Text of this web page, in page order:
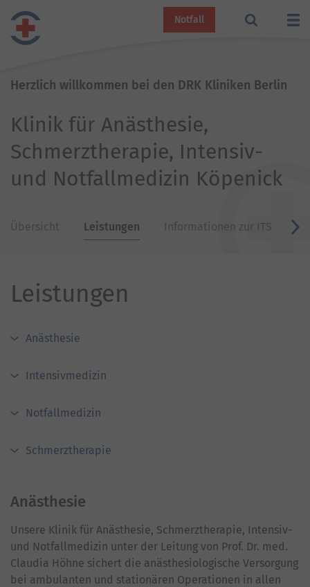
Notfall
Herzlich willkommen bei den DRK Kliniken Berlin
Klinik für Anästhesie,
Schmerztherapie, Intensiv-
und Notfallmedizin Köpenick
Übersicht Leistungen Informationen zur ITS
Leistungen
Anästhesie
Intensivmedizin
Notfallmedizin
Schmerztherapie
Anästhesie
Unsere Klinik für Anästhesie, Schmerztherapie, Intensiv-
und Notfallmedizin unter der Leitung von Prof. Dr. med.
Claudia Höhne sichert die anästhesiologische Versorgung
bei ambulanten und stationären Operationen in allen